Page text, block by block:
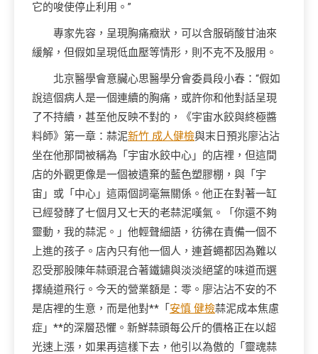
它的唆使停止利用。”
專家先容，呈現胸痛癥狀，可以含服硝酸甘油來
緩解，但假如呈現低血壓等情形，則不克不及服用。
北京醫學會意臟心思醫學分會委員段小春：“假如
說這個病人是一個連續的胸痛，或許你和他對話呈現
了不持續，甚至他反映不對的，《宇宙水餃與終極醬
料師》第一章：蒜泥新竹 成人健檢與末日預兆廖沾沾
坐在他那間被稱為「宇宙水餃中心」的店裡，但這間
店的外觀更像是一個被遺棄的藍色塑膠棚，與「宇
宙」或「中心」這兩個詞毫無關係。他正在對著一缸
已經發酵了七個月又七天的老蒜泥嘆氣。「你還不夠
靈動，我的蒜泥。」他輕聲細語，彷彿在責備一個不
上進的孩子。店內只有他一個人，連蒼蠅都因為難以
忍受那股陳年蒜頭混合著鐵鏽與淡淡絕望的味道而選
擇繞道飛行。今天的營業額是：零。廖沾沾不安的不
是店裡的生意，而是他對**「 安慎 健檢蒜泥成本焦慮
症」**的深層恐懼。新鮮蒜頭每公斤的價格正在以超
光速上漲，如果再這樣下去，他引以為傲的「靈魂蒜